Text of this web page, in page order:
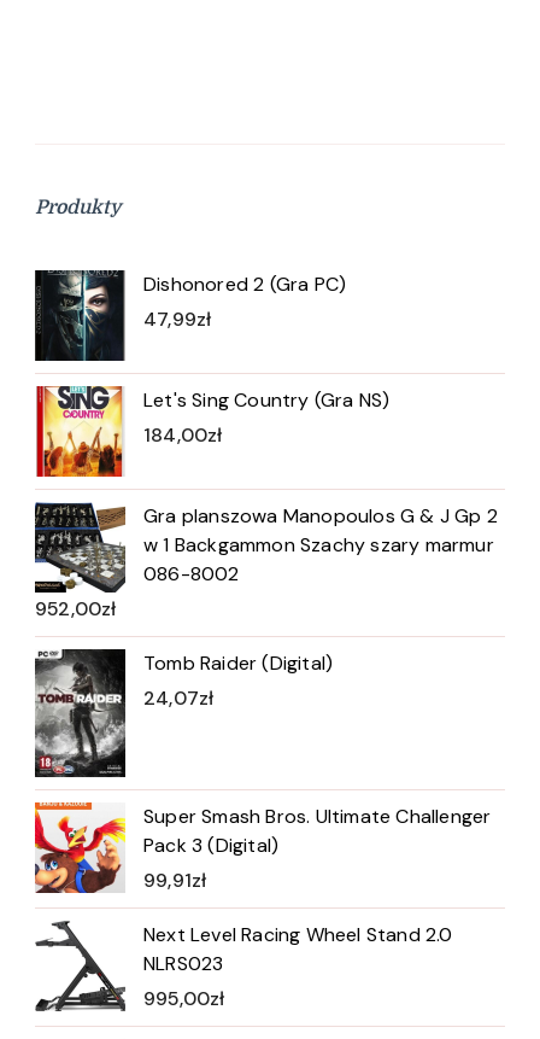
Produkty
Dishonored 2 (Gra PC)
47,99zł
Let's Sing Country (Gra NS)
184,00zł
Gra planszowa Manopoulos G & J Gp 2
w 1 Backgammon Szachy szary marmur
086-8002
952,00zł
Tomb Raider (Digital)
24,07zł
Super Smash Bros. Ultimate Challenger
Pack 3 (Digital)
99,91zł
Next Level Racing Wheel Stand 2.0
NLRS023
995,00zł